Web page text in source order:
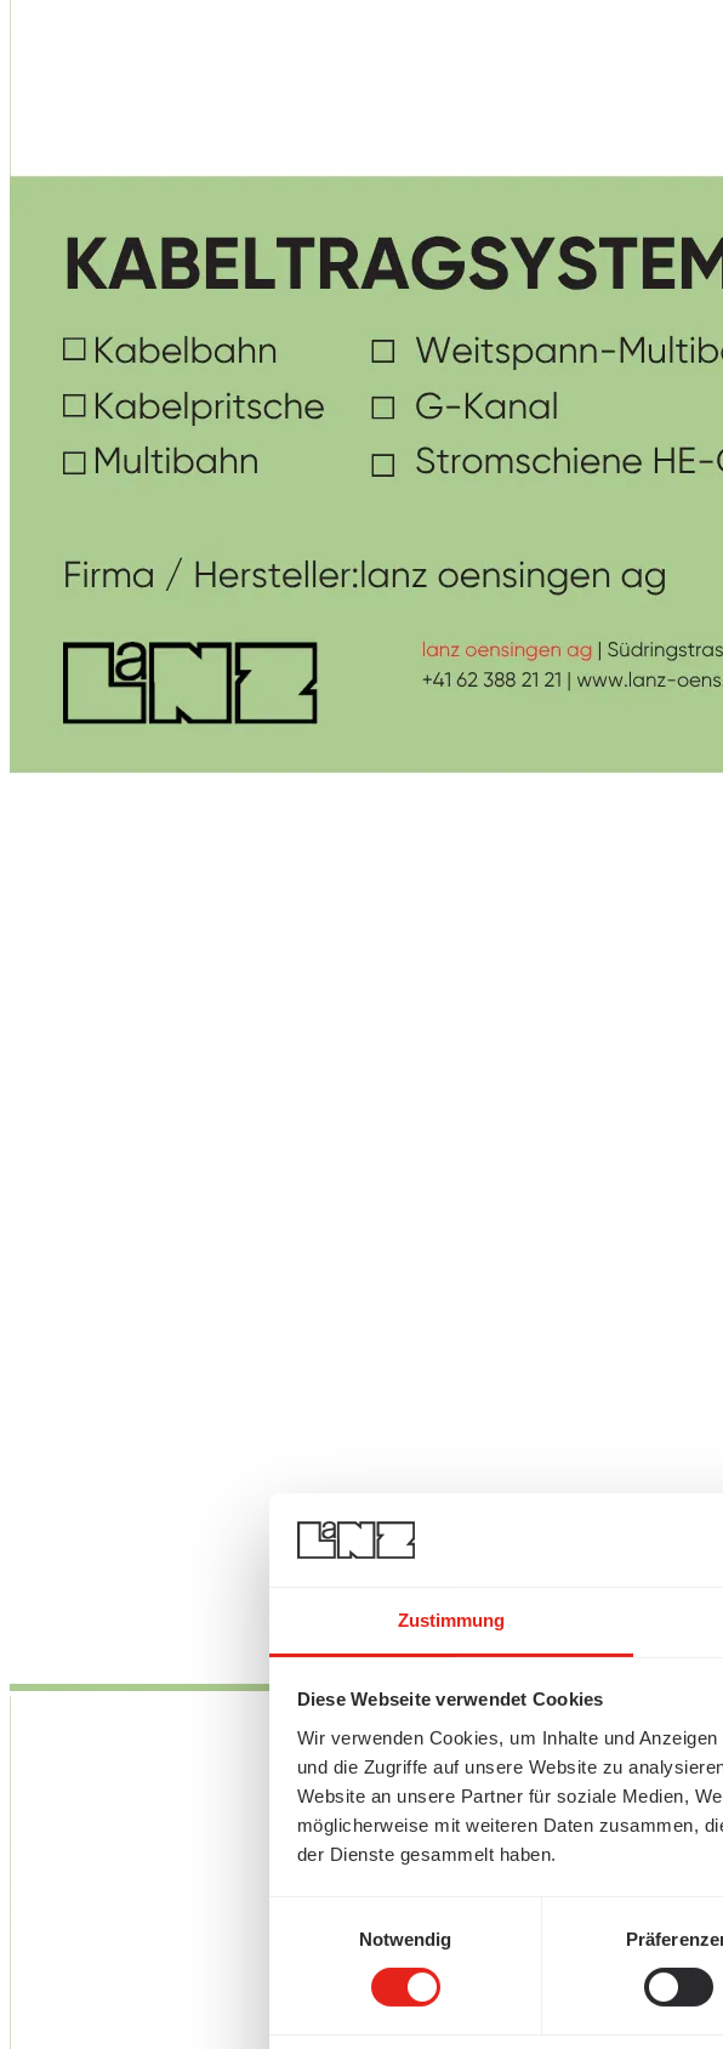
Zustimmung
Diese Webseite verwendet Cookies
Wir verwenden Cookies, um Inhalte und
und die Zugriffe auf unsere Website zu
Website an unsere Partner für soziale Medien,
möglicherweise mit weiteren Daten zusammen,
der Dienste gesammelt haben.
Notwendig